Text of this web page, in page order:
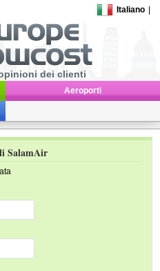
Italiano
dei clienti
Aeroporti
SalamAir